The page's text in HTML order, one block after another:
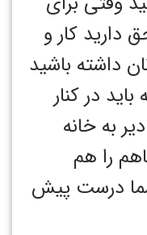
دارید کار و
داشته باشید
در کنار
به خانه
را هم
شما درست پیش